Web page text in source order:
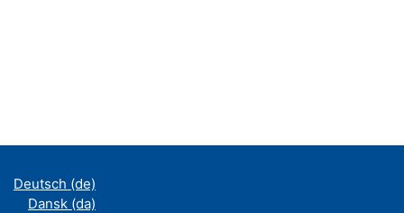
Deutsch ‎(de)‎
Dansk ‎(da)‎